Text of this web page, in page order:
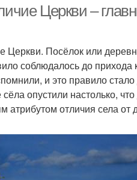
Церкви –
Посёлок или
соблюдалось до
и это правило
опустили настолько,
атрибутом отличия села от